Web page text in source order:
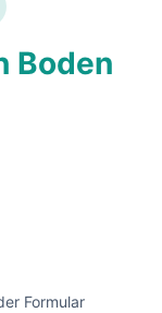
Boden
Formular